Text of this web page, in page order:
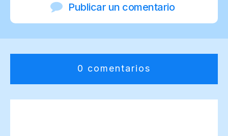
Publicar un comentario
0 comentarios